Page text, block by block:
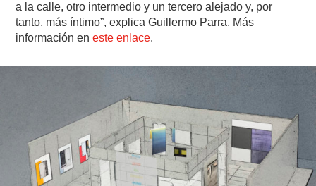
a la calle, otro intermedio y un tercero alejado y, por
tanto, más íntimo”, explica Guillermo Parra. Más
información eneste enlace.